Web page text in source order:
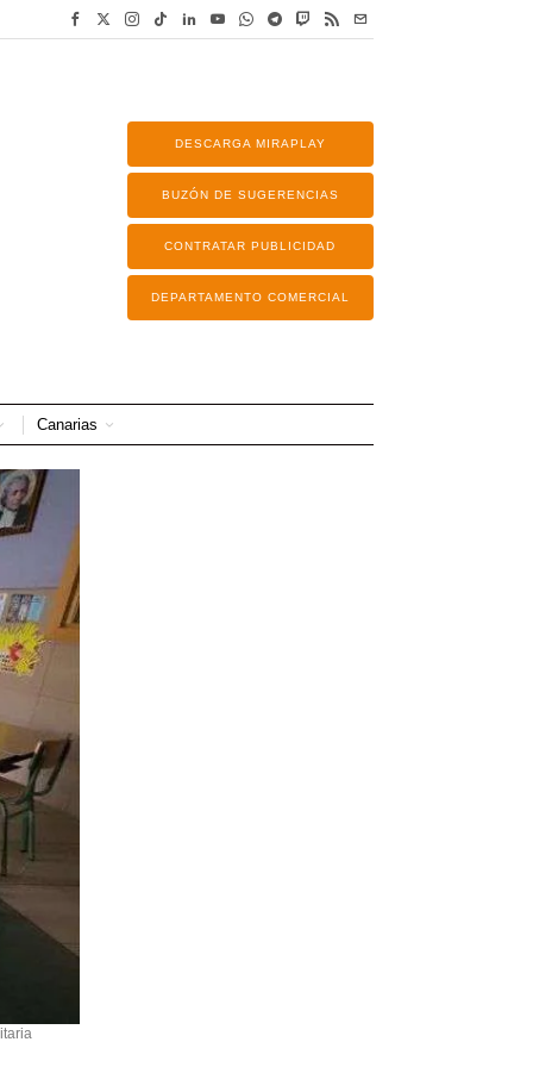
DESCARGA MIRAPLAY
BUZÓN DE SUGERENCIAS
CONTRATAR PUBLICIDAD
DEPARTAMENTO COMERCIAL
Canarias